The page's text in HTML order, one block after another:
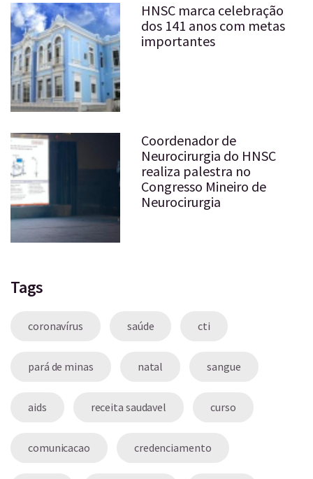
HNSC marca celebração
dos 141 anos com metas
importantes
Coordenador de
Neurocirurgia do HNSC
realiza palestra no
Congresso Mineiro de
Neurocirurgia
Tags
coronavírus saúde cti
pará de minas natal sangue
aids receita saudavel curso
comunicacao credenciamento